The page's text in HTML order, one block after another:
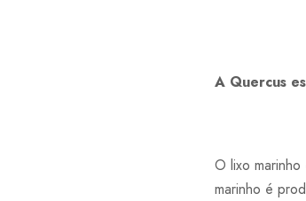
A Quercus
O lixo
marinho é